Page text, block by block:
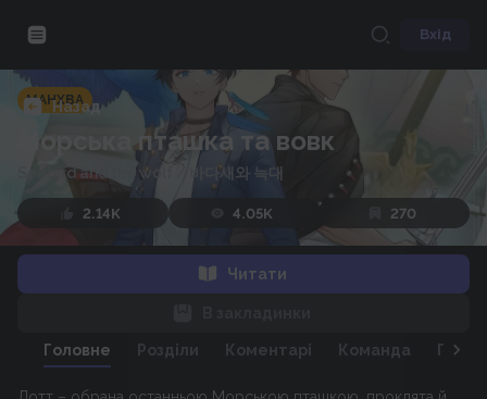
Вхід
Назад
МАНХВА
Морська пташка та вовк
Seabird and the wolf 바다새와 늑대
2.14K 4.05K 270
Читати
Головне Розділи Коментарі Команда